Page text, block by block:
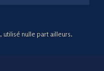
utilisé nulle part ailleurs.